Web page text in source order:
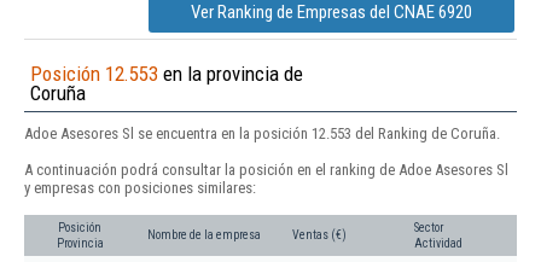
Ver Ranking de Empresas del CNAE 6920
Posición 12.553 en la provincia de
Coruña
Adoe Asesores Sl se encuentra en la posición 12.553 del Ranking de Coruña.
A continuación podrá consultar la posición en el ranking de Adoe Asesores Sl
y empresas con posiciones similares:
Posición
Provincia
Nombre de la empresa Ventas (€)
Sector
Actividad